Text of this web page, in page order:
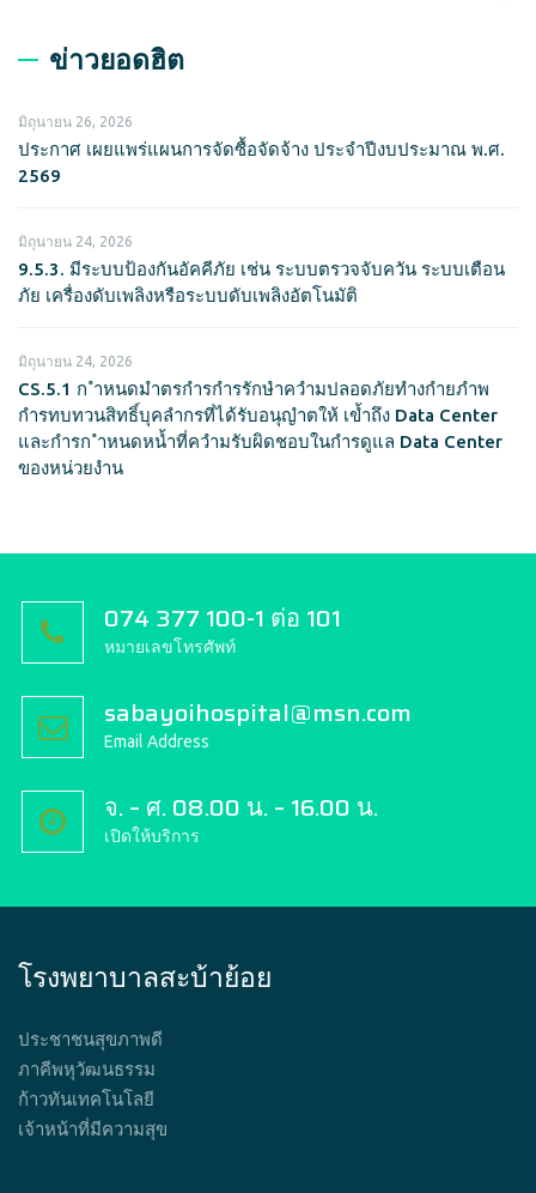
ข่าวยอดฮิต
มิถุนายน 26, 2026
ประกาศ เผยแพร่แผนการจัดซื้อจัดจ้าง ประจำปีงบประมาณ พ.ศ.
2569
มิถุนายน 24, 2026
9.5.3. มีระบบป้องกันอัคคีภัย เช่น ระบบตรวจจับควัน ระบบเตือน
ภัย เครื่องดับเพลิงหรือระบบดับเพลิงอัตโนมัติ
มิถุนายน 24, 2026
CS.5.1 ก ำหนดมำตรกำรกำรรักษำควำมปลอดภัยทำงกำยภำพ
กำรทบทวนสิทธิ์บุคลำกรที่ได้รับอนุญำตให้ เข้ำถึง Data Center
และกำรก ำหนดหน้ำที่ควำมรับผิดชอบในกำรดูแล Data Center
ของหน่วยงำน
074 377 100-1 ต่อ 101
หมายเลขโทรศัพท์
sabayoihospital@msn.com
Email Address
จ. – ศ. 08.00 น. – 16.00 น.
เปิดให้บริการ
โรงพยาบาลสะบ้าย้อย
ประชาชนสุขภาพดี
ภาคีพหุวัฒนธรรม
ก้าวทันเทคโนโลยี
เจ้าหน้าที่มีความสุข